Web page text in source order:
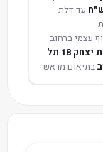
עד דלת
עצמי ברחוב
נחלת יצחק 18 תל
בתיאום מראש